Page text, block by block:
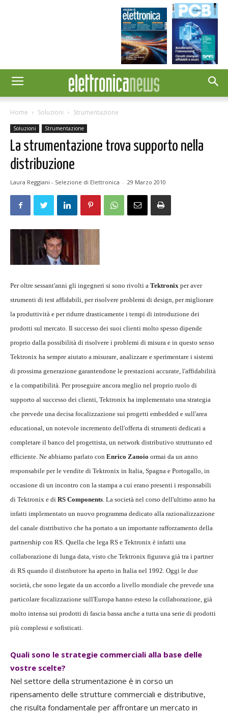
Home Soluzioni Strumentazione
Soluzioni Strumentazione
La strumentazione trova supporto nella
distribuzione
Laura Reggiani - Selezione di Elettronica - 29 Marzo 2010
Per oltre sessant'anni gli ingegneri si sono rivolti a Tektronix per aver
strumenti di test affidabili, per risolvere problemi di design, per migliorare
la produttività e per ridurre drasticamente i tempi di introduzione dei
prodotti sul mercato. Il successo dei suoi clienti molto spesso dipende
proprio dalla possibilità di risolvere i problemi di misura e in questo senso
Tektronix ha sempre aiutato a misurare, analizzare e sperimentare i sistemi
di prossima generazione garantendone le prestazioni accurate, l'affidabilità
e la compatibilità. Per proseguire ancora meglio nel proprio ruolo di
supporto al successo dei clienti, Tektronix ha implementato una strategia
che prevede una decisa focalizzazione sui progetti embedded e sull'area
educational, un notevole incremento dell'offerta di strumenti dedicati a
completare il banco del progettista, un network distributivo strutturato ed
efficiente. Ne abbiamo parlato con Enrico Zanoio ormai da un anno
responsabile per le vendite di Tektronix in Italia, Spagna e Portogallo, in
occasione di un incontro con la stampa a cui erano presenti i responsabili
di Tektronix e di RS Components. La società nel corso dell'ultimo anno ha
infatti implementato un nuovo programma dedicato alla razionalizzazione
del canale distributivo che ha portato a un importante rafforzamento della
partnership con RS. Quella che lega RS e Tektronix è infatti una
collaborazione di lunga data, visto che Tektronix figurava già tra i partner
di RS quando il distributore ha aperto in Italia nel 1992. Oggi le due
società, che sono legate da un accordo a livello mondiale che prevede una
particolare focalizzazione sull'Europa hanno esteso la collaborazione, già
molto intensa sui prodotti di fascia bassa anche a tutta una serie di prodotti
più complessi e sofisticati.
Quali sono le strategie commerciali alla base delle
vostre scelte?
Nel settore della strumentazione è in corso un
ripensamento delle strutture commerciali e distributive,
che risulta fondamentale per affrontare un mercato in